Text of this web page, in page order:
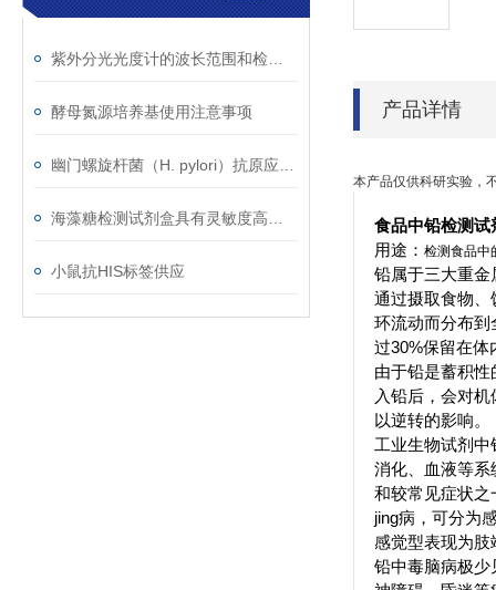
酵母氮源培养基使用注意事项
小鼠抗HIS标签供应
产品详情
本产品仅供科研实验，
食品中铅检测试
用途： 检测食品中
铅属于三大重
通过摄取食物、
环流动而分布
过30%保留在体
由于铅是蓄积
入铅后，会对
以逆转的影响。
工业生物试剂
消化、血液等
和较常见症状
jing病 ，可分为
感觉型表现为
铅中毒脑病极少